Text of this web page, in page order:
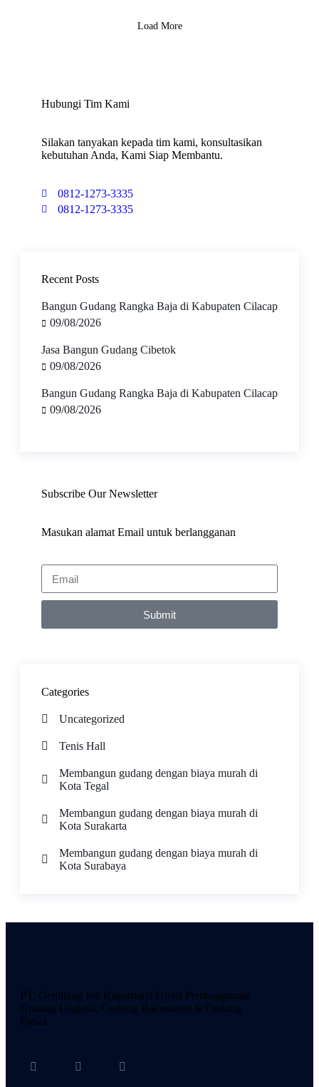
Load More
Hubungi Tim Kami
Silakan tanyakan kepada tim kami, konsultasikan
kebutuhan Anda, Kami Siap Membantu.
0812-1273-3335
0812-1273-3335
Recent Posts
Bangun Gudang Rangka Baja di Kabupaten Cilacap
09/08/2026
Jasa Bangun Gudang Cibetok
09/08/2026
Bangun Gudang Rangka Baja di Kabupaten Cilacap
09/08/2026
Subscribe Our Newsletter
Masukan alamat Email untuk berlangganan
Submit
Categories
Uncategorized
Tenis Hall
Membangun gudang dengan biaya murah di
Kota Tegal
Membangun gudang dengan biaya murah di
Kota Surakarta
Membangun gudang dengan biaya murah di
Kota Surabaya
PT. Gemilang Inti Konstruksi Divisi Pembangunan
Gudang Logistik, Gedung Badminton & Gedung
Futsal.